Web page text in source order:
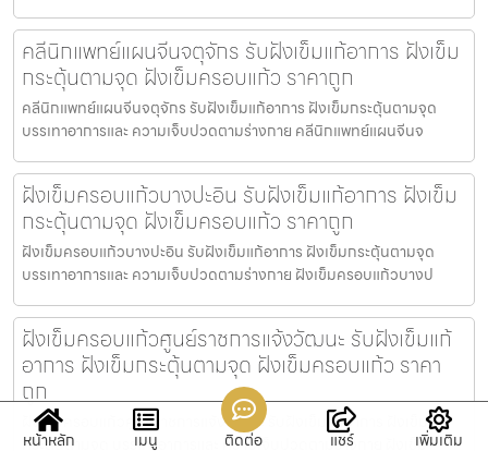
คลีนิกแพทย์แผนจีนจตุจักร รับฝังเข็มแก้อาการ ฝังเข็ม
กระตุ้นตามจุด ฝังเข็มครอบแก้ว ราคาถูก
คลีนิกแพทย์แผนจีนจตุจักร รับฝังเข็มแก้อาการ ฝังเข็มกระตุ้นตามจุด
บรรเทาอาการและ ความเจ็บปวดตามร่างกาย คลีนิกแพทย์แผนจีนจ
ฝังเข็มครอบแก้วบางปะอิน รับฝังเข็มแก้อาการ ฝังเข็ม
กระตุ้นตามจุด ฝังเข็มครอบแก้ว ราคาถูก
ฝังเข็มครอบแก้วบางปะอิน รับฝังเข็มแก้อาการ ฝังเข็มกระตุ้นตามจุด
บรรเทาอาการและ ความเจ็บปวดตามร่างกาย ฝังเข็มครอบแก้วบางป
ฝังเข็มครอบแก้วศูนย์ราชการแจ้งวัฒนะ รับฝังเข็มแก้
อาการ ฝังเข็มกระตุ้นตามจุด ฝังเข็มครอบแก้ว ราคา
ถูก
ฝังเข็มครอบแก้วศูนย์ราชการแจ้งวัฒนะ รับฝังเข็มแก้อาการ ฝังเข็ม
กระตุ้นตามจุด บรรเทาอาการและ ความเจ็บปวดตามร่างกาย ฝังเข็ม
หน้าหลัก เมนู ติดต่อ แชร์ เพิ่มเติม